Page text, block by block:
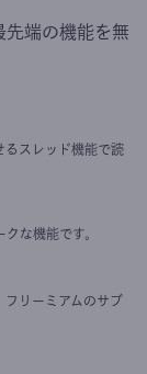
先端の機能を無
るスレッド機能で読
な機能です。
フリーミアムのサブ